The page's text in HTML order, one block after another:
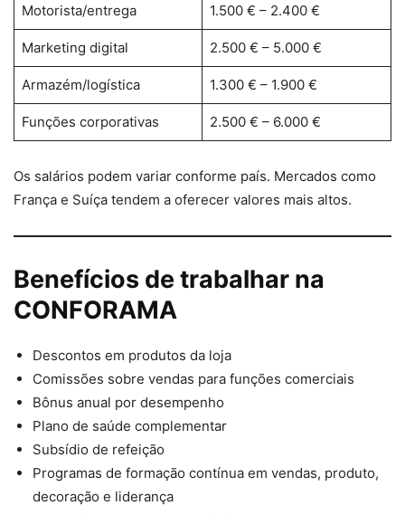
Motorista/entrega 1.500 € – 2.400 €
Marketing digital 2.500 € – 5.000 €
Armazém/logística 1.300 € – 1.900 €
Funções corporativas 2.500 € – 6.000 €
Os salários podem variar conforme país. Mercados como
França e Suíça tendem a oferecer valores mais altos.
Benefícios de trabalhar na
CONFORAMA
Descontos em produtos da loja
Comissões sobre vendas para funções comerciais
Bônus anual por desempenho
Plano de saúde complementar
Subsídio de refeição
Programas de formação contínua em vendas, produto,
decoração e liderança